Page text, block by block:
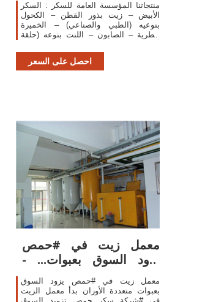
منتجاتنا المؤسسة العامة للسكر : السكر
الأبيض – زيت بذور القطن – الكحول
بنوعيه (الطبي والصناعي) – الخميرة
الطرية – الصابون – اللنت بنوعه (حلقة
احصل على السعر
معمل زيت في #حمص
يزود السوق بعبوات... -
وزارة
معمل زيت في #حمص يزود السوق
بعبوات متعددة الأوزان بدأ معمل الزيت